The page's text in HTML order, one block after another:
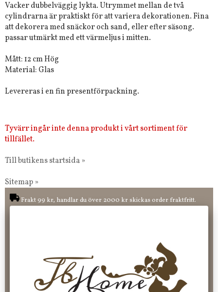
Vacker dubbelväggig lykta. Utrymmet mellan de två
cylindrarna är praktiskt för att variera dekorationen. Fina
att dekorera med snäckor och sand, eller efter säsong.
passar utmärkt med ett värmeljus i mitten.
Mått: 12 cm Hög
Material: Glas
Levereras i en fin presentförpackning.
Tyvärr ingår inte denna produkt i vårt sortiment för
tillfället.
Till butikens startsida »
Sitemap »
Frakt 99 kr, handlar du över 2000 kr skickas order fraktfritt.
100 kr - 400 kr i frakt för våra "unika ting" produkter som skickas.
Faktura 0 kr. Hos oss betalar du enkelt och smidigt med KLARNA
CHECKOUT. Välj själv hur du vill betala mellan alla Klarnas
betalningstjänster. Och du kan även välja PAYSON betalningstjänst.
Nöjda kunder och strävar efter att ha snabba leveranser!
-ligt Tack för att just Du tittar in hos Jb Home!